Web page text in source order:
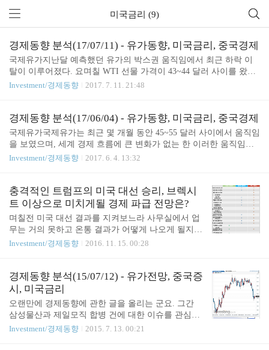
미국금리 (9)
경제동향 분석(17/07/11) - 유가동향, 미국금리, 중국경제
국제유가지난달 예측했던 유가의 박스권 움직임에서 최근 하락 이
탈이 이루어졌다. 요며칠 WTI 선물 가격이 43~44 달러 사이를 왔다
갔다 하고 있다. 미국의 원유 재고가 예상보다 빠르게 줄고 있고 OP
발전으로 채산성이 좋아지고 있다는 것과 OPEC 회원국들의 감산이
실제로 이루어지기 어렵다는 우려 때문인것으로 여겨진다. 미국금
리지난 달에 있었던 FOMC에서 예상대로 금리 인상이 되었다. 미국
이루어질 것으로 전망되고 있다. 경제 상황을 지켜보며 천천히 할 것
Investment/경제동향 2017. 7. 11. 21:48
경제동향 분석(17/06/04) - 유가동향, 미국금리, 중국경제
국제유가국제유가는 최근 몇 개월 동안 45~55 달러 사이에서 움직임
을 보였으며, 세계 경제 흐름에 큰 변화가 없는 한 이러한 움직임은
당분간 지소될 것으로 전망됨 미국금리 인상6월 중순에 있을 FOMC
이 이루어질 전망임(그렇게 되면 1.00~1.25%의 기준금리가 됨) 다음
금리 인상은 미국의 경기 상황을 지켜보며 할 것으로 보이며, 미국의
금리 인상 속도에 맟주어 한국은행에서 저금리 기조를 계속 유지할
지 아니면 상승으로 갈지 지켜보아야 할 것으로 보임 달러가치최근
몇 달 동안 1100대를 유지 중... 당분간 1100원 아래에서는 매수를 12
00원 위에서는 매도하는 것..
Investment/경제동향 2017. 6. 4. 13:32
충격적인 트럼프의 미국 대선 승리, 브렉시
트 이상으로 미치게될 경제 파급 전망은?
며칠전 미국 대선 결과를 지켜보느라 사무실에서 업
무는 거의 못하고 온통 결과가 어떻게 나오게 될지
모니터 화면만 응시한 하루였다. 과거 브렉시트 때는
것이 미국 국민들도 이민자 문제나 양극화로 인한 문
제가 예상을 뛰어넘는 구나... 이게 세계적 현실이구
나 라는 점이다. 역으로 말하자만 우리는 그동안 매
스컴이 하던 얘기나 티비나 인터넷 상에서 헐리웃 스
타들이 주장하는 소신 발언들에 그 동안 세뇌되어 있
었을 뿐.. 정작 투표권을 가진 많은 미국 시민들이 처
Investment/경제동향 2016. 11. 15. 00:28
경제동향 분석(15/07/12) - 유가전망, 중국증
시, 미국금리
오랜만에 경제동향에 관한 글을 올리는 군요. 그간
삼성물산과 제일모직 합병 건에 대한 이슈를 관심있
게 지켜보기도 했고, 요즘 핫한 중국 주식시장에도
Investment/경제동향 2015. 7. 13. 00:21